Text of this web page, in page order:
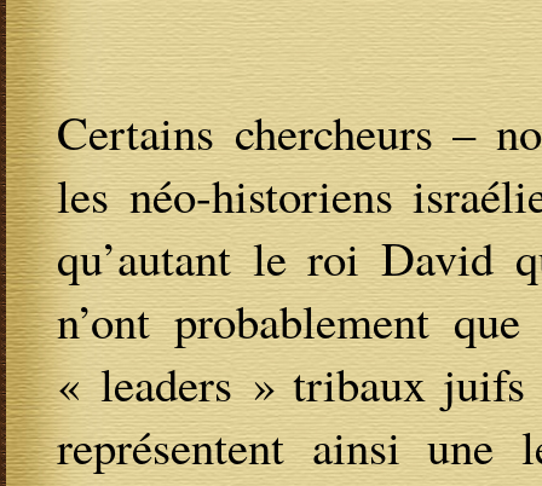
Certains chercheurs –
les néo-historiens
qu’autant le roi David
n’ont probablement
« leaders » tribaux juifs
représentent ainsi une